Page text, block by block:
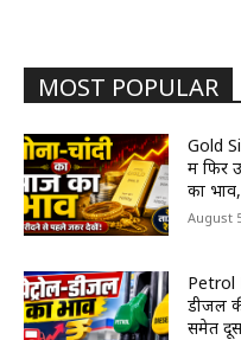
MOST POPULAR
Gold
में फिर
का
August
Petrol
डीजल
समेत